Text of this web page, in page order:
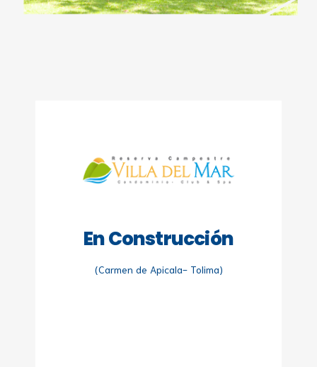
En Construcción
(Carmen de Apicala- Tolima)